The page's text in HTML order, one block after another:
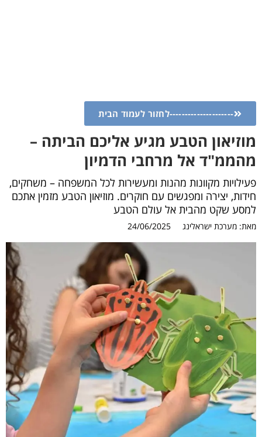
---------------------לחזור לעמוד הבית
מוזיאון הטבע מגיע אליכם הביתה –
מהממ"ד אל מרחבי הדמיון
פעילויות מקוונות מהנות ומעשירות לכל המשפחה – משחקים,
חידות, יצירה ומפגשים עם חוקרים. מוזיאון הטבע מזמין אתכם
למסע שקט מהבית אל עולם הטבע
מאת: מערכת ישראלינג 24/06/2025